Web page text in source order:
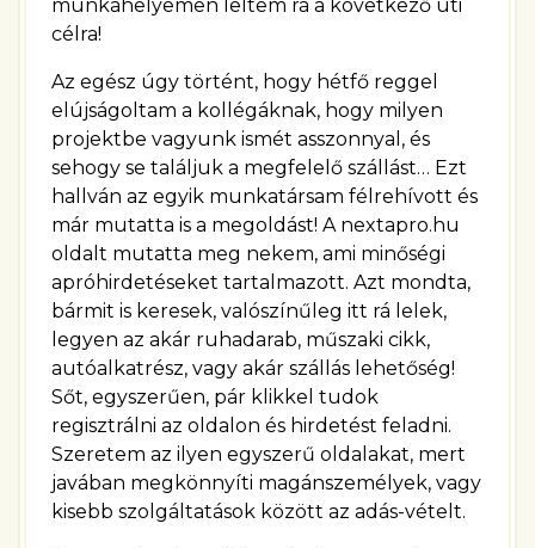
munkahelyemen leltem rá a következő úti
célra!
Az egész úgy történt, hogy hétfő reggel
elújságoltam a kollégáknak, hogy milyen
projektbe vagyunk ismét asszonnyal, és
sehogy se találjuk a megfelelő szállást… Ezt
hallván az egyik munkatársam félrehívott és
már mutatta is a megoldást! A nextapro.hu
oldalt mutatta meg nekem, ami minőségi
apróhirdetéseket tartalmazott. Azt mondta,
bármit is keresek, valószínűleg itt rá lelek,
legyen az akár ruhadarab, műszaki cikk,
autóalkatrész, vagy akár szállás lehetőség!
Sőt, egyszerűen, pár klikkel tudok
regisztrálni az oldalon és hirdetést feladni.
Szeretem az ilyen egyszerű oldalakat, mert
javában megkönnyíti magánszemélyek, vagy
kisebb szolgáltatások között az adás-vételt.